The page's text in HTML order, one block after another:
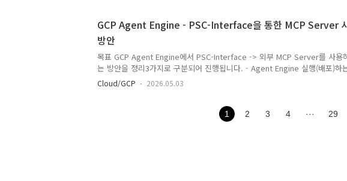
한 동작아래 그림은 PGA를 사용해서 제어하는 구성 단순 인터넷 제어각 서비
별 설정방안 PGA로 오는 서비스를 제어모든 서비스 : 모두 통과서비스 없음 :
두 차단제한된 모든 서비스 : 제한된 서비스로 선택한 리소스만 사용가능..
GCP Agent Engine - PSC-Interface을 통한 MCP Server
방안
목표 GCP Agent Engine에서 PSC-Interface -> 외부 MCP Server를 사용
는 방안을 정리3가지로 구분되어 진행됩니다. - Agent Engine 실행(배포)하
단말기의 설정 - GCP 설정 PSC network-attachment 설정 Agent Engine 설
정 VPN 설정 - MCP Server와 통신하여 처리 VPN을 제외하고는 대부분
https://docs.cloud.google.com/architecture/multi-agent-private-
networking-patterns?hl=ko- Gemini Enterprise 앱은 VPC 네트워크 외부
Cloud/GCP 2026.05.03
1 2 3 4 ··· 29